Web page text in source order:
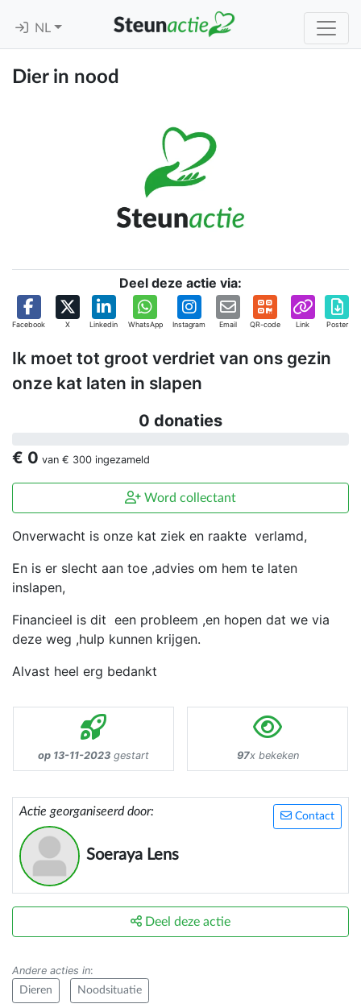
NL
Dier in nood
Deel deze actie via:
Facebook X Linkedin WhatsApp Instagram Email QR-code Link Poster
Ik moet tot groot verdriet van ons gezin
onze kat laten in slapen
0 donaties
€ 0 van € 300 ingezameld
Word collectant
Onverwacht is onze kat ziek en raakte verlamd,
En is er slecht aan toe ,advies om hem te laten
inslapen,
Financieel is dit een probleem ,en hopen dat we via
deze weg ,hulp kunnen krijgen.
Alvast heel erg bedankt
op 13-11-2023 gestart 97x bekeken
Contact
Actie georganiseerd door:
Soeraya Lens
Deel deze actie
Andere acties in:
Dieren Noodsituatie